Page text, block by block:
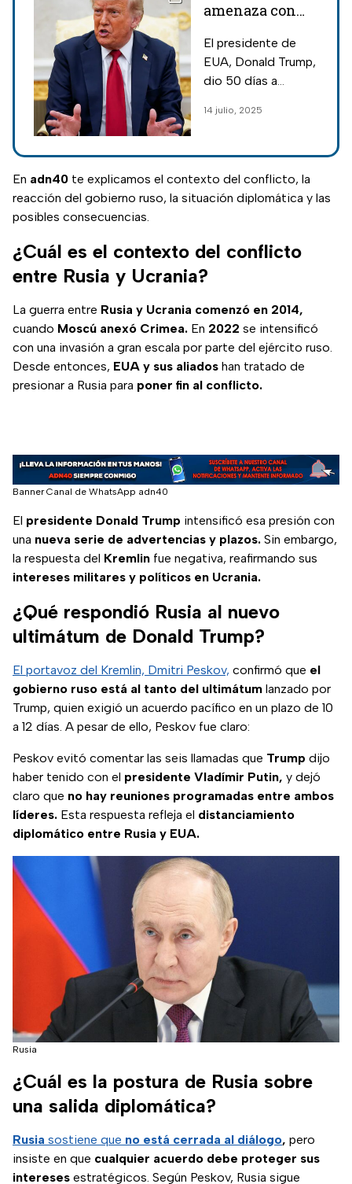
amenaza con
100% a Rusia y
reanuda apoyo
Ucrania
El presidente de
EUA, Donald Trump,
dio 50 días a
acordar al paz con
aranceles del 100%.
14 julio, 2025
En adn40 te explicamos el contexto del conflicto, la
reacción del gobierno ruso, la situación diplomática y las
posibles consecuencias.
¿Cuál es el contexto del conflicto
entre Rusia y Ucrania?
La guerra entre Rusia y Ucrania comenzó en 2014,
cuando Moscú anexó Crimea. En 2022 se intensificó
con una invasión a gran escala por parte del ejército ruso.
Desde entonces, EUA y sus aliados han tratado de
presionar a Rusia para poner fin al conflicto.
Banner Canal de WhatsApp adn40
El presidente Donald Trump intensificó esa presión con
una nueva serie de advertencias y plazos. Sin embargo,
la respuesta del Kremlin fue negativa, reafirmando sus
intereses militares y políticos en Ucrania.
¿Qué respondió Rusia al nuevo
ultimátum de Donald Trump?
El portavoz del Kremlin, Dmitri Peskov, confirmó que el
gobierno ruso está al tanto del ultimátum lanzado por
Trump, quien exigió un acuerdo pacífico en un plazo de 10
a 12 días. A pesar de ello, Peskov fue claro:
Peskov evitó comentar las seis llamadas que Trump dijo
haber tenido con el presidente Vladímir Putin, y dejó
claro que no hay reuniones programadas entre ambos
líderes. Esta respuesta refleja el distanciamiento
diplomático entre Rusia y EUA.
Rusia
¿Cuál es la postura de Rusia sobre
una salida diplomática?
Rusia sostiene que no está cerrada al diálogo, pero
insiste en que cualquier acuerdo debe proteger sus
intereses estratégicos. Según Peskov, Rusia sigue